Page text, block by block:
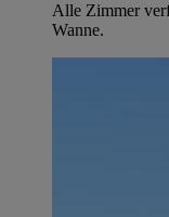
Alle Zimmer
Wanne.